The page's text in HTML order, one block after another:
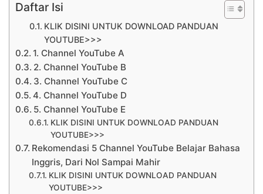
Daftar Isi
KLIK DISINI UNTUK DOWNLOAD PANDUAN
YOUTUBE>>>
1. Channel YouTube A
2. Channel YouTube B
3. Channel YouTube C
4. Channel YouTube D
5. Channel YouTube E
KLIK DISINI UNTUK DOWNLOAD PANDUAN
YOUTUBE>>>
Rekomendasi 5 Channel YouTube Belajar Bahasa
Inggris, Dari Nol Sampai Mahir
KLIK DISINI UNTUK DOWNLOAD PANDUAN
YOUTUBE>>>